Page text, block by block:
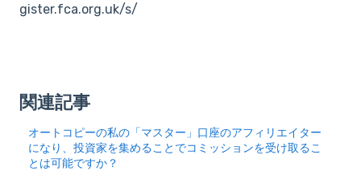
gister.fca.org.uk/s/
関連記事
オートコピーの私の「マスター」口座のアフィリエイター
になり、投資家を集めることでコミッションを受け取るこ
とは可能ですか？